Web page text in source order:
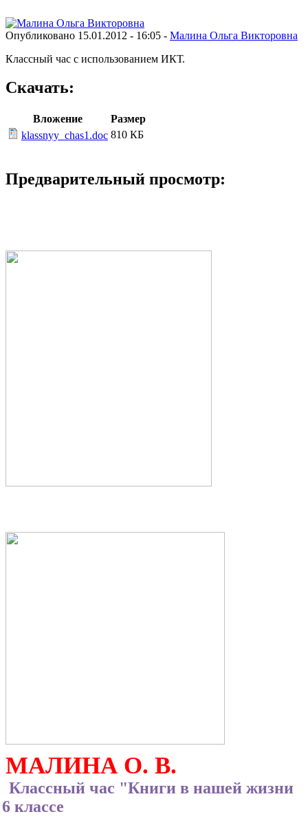
Опубликовано 15.01.2012 - 16:05 - Малина Ольга Викторовна
Классный час с использованием ИКТ.
Скачать:
Вложение
Размер
klassnyy_chas1.doc 810 КБ
Предварительный просмотр:
МАЛИНА О. В.
час "Книги в нашей жизни
классе